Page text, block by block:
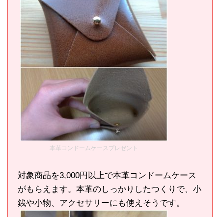
本革コンドームケースプレゼント
対象商品を3,000円以上で本革コンドームケース
がもらえます。本革のしっかりしたつくりで、小
銭や小物、アクセサリーにも使えそうです。